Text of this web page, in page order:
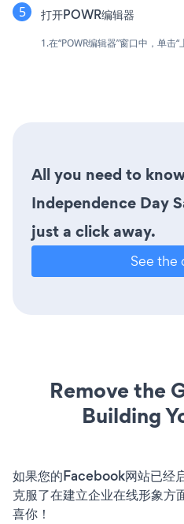
打开POWR编辑器
1.在“POWR编辑器”窗口中，单击“
All you need to
Independence Day
just a click away.
See the
Remove the
Building
如果您的Facebook网站已经
克服了在建立企业在线形象方
喜你！